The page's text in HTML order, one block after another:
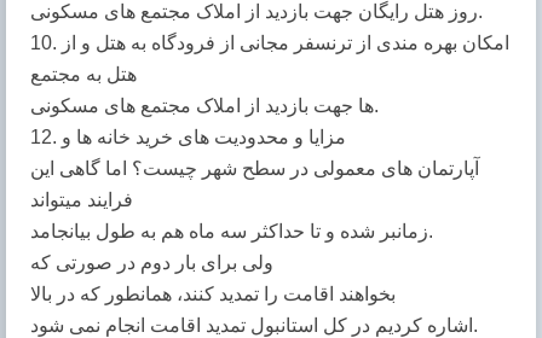
روز هتل رایگان جهت بازدید از املاک مجتمع های مسکونی.
10. امکان بهره مندی از ترنسفر مجانی از فرودگاه به هتل و از
هتل به مجتمع
ها جهت بازدید از املاک مجتمع های مسکونی.
12. مزایا و محدودیت های خرید خانه ها و
آپارتمان های معمولی در سطح شهر چیست؟ اما گاهی این
فرایند میتواند
زمانبر شده و تا حداکثر سه ماه هم به طول بیانجامد.
ولى براى بار دوم در صورتی که
بخواهند اقامت را تمدید کنند، همانطور که در بالا
اشاره کردیم در کل استانبول تمدید اقامت انجام نمى شود.